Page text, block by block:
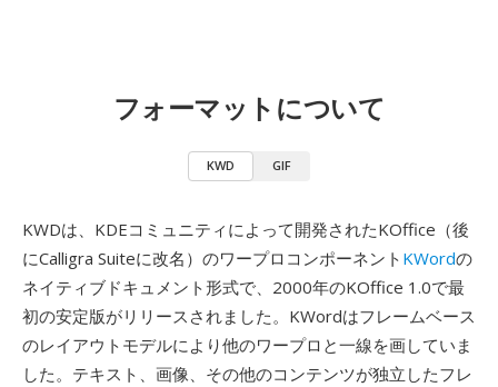
フォーマットについて
KWD GIF
KWDは、KDEコミュニティによって開発されたKOffice（後
にCalligra Suiteに改名）のワープロコンポーネント KWordの
ネイティブドキュメント形式で、2000年のKOffice 1.0で最
初の安定版がリリースされました。KWordはフレームベース
のレイアウトモデルにより他のワープロと一線を画していま
した。テキスト、画像、その他のコンテンツが独立したフレ